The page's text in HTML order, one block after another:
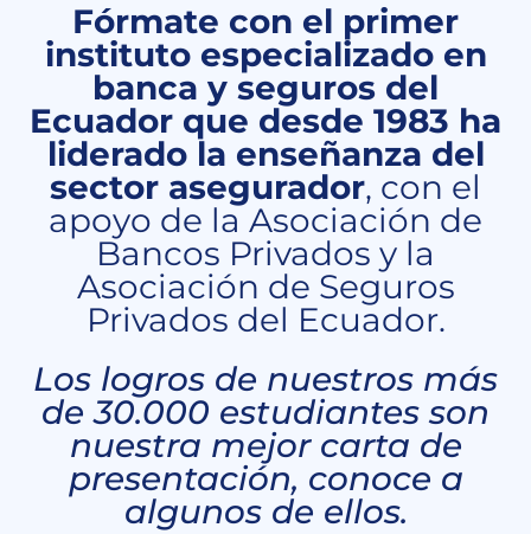
Fórmate con el primer
instituto especializado en
banca y seguros del
Ecuador que desde 1983 ha
liderado la enseñanza del
sector asegurador, con el
apoyo de la Asociación de
Bancos Privados y la
Asociación de Seguros
Privados del Ecuador.
Los logros de nuestros más
de 30.000 estudiantes son
nuestra mejor carta de
presentación, conoce a
algunos de ellos.